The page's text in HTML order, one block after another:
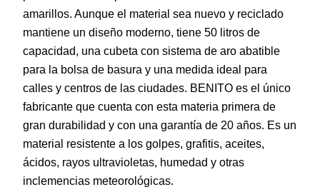
amarillos. Aunque el material sea nuevo y reciclado
mantiene un diseño moderno, tiene 50 litros de
capacidad, una cubeta con sistema de aro abatible
para la bolsa de basura y una medida ideal para
calles y centros de las ciudades. BENITO es el único
fabricante que cuenta con esta materia primera de
gran durabilidad y con una garantía de 20 años. Es un
material resistente a los golpes, grafitis, aceites,
ácidos, rayos ultravioletas, humedad y otras
inclemencias meteorológicas.